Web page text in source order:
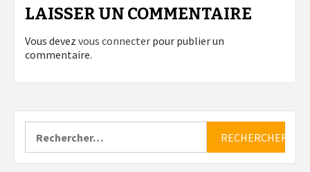
LAISSER UN COMMENTAIRE
Vous devez vous connecter pour publier un
commentaire.